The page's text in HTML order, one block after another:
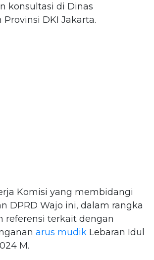
konsultasi di Dinas
DKI Jakarta.
Komisi yang membidangi
DPRD Wajo ini, dalam rangka
referensi terkait dengan
arus mudik Lebaran Idul
M.